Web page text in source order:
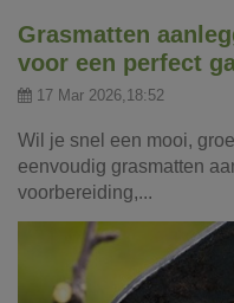
Grasmatten
voor een perfect
17 Mar 2026,18:52
Wil je snel een mooi,
eenvoudig grasmatten
voorbereiding,...